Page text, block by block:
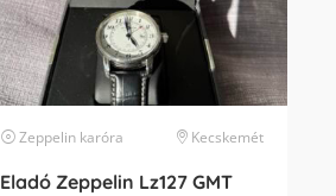
Zeppelin karóra Kecskemét
Eladó Zeppelin Lz127 GMT